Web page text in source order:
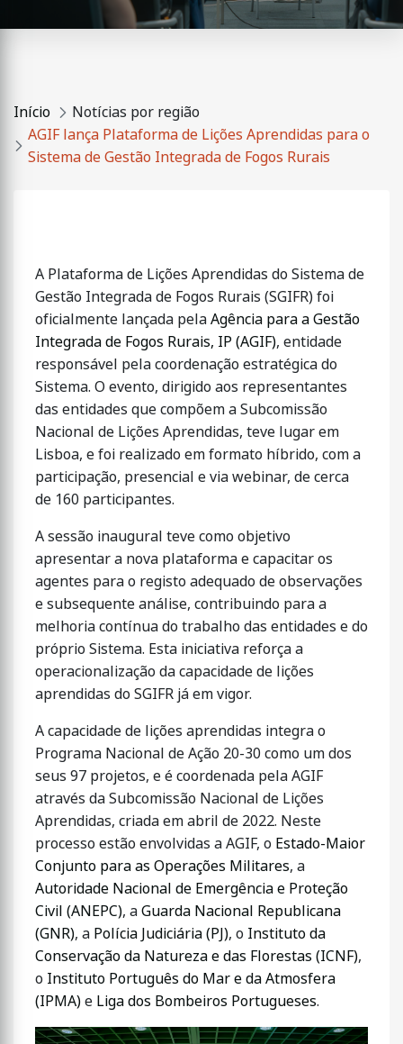
Início
Notícias por região
AGIF lança Plataforma de Lições Aprendidas para o
Sistema de Gestão Integrada de Fogos Rurais
A Plataforma de Lições Aprendidas do Sistema de
Gestão Integrada de Fogos Rurais (SGIFR) foi
oficialmente lançada pelaAgência para a Gestão
Integrada de Fogos Rurais, IP (AGIF), entidade
responsável pela coordenação estratégica do
Sistema. O evento, dirigido aos representantes
das entidades que compõem a Subcomissão
Nacional de Lições Aprendidas, teve lugar em
Lisboa, e foi realizado em formato híbrido, com a
participação, presencial e via webinar, de cerca
de 160 participantes.
A sessão inaugural teve como objetivo
apresentar a nova plataforma e capacitar os
agentes para o registo adequado de observações
e subsequente análise, contribuindo para a
melhoria contínua do trabalho das entidades e do
próprio Sistema. Esta iniciativa reforça a
operacionalização da capacidade de lições
aprendidas do SGIFR já em vigor.
A capacidade de lições aprendidas integra o
Programa Nacional de Ação 20-30 como um dos
seus 97 projetos, e é coordenada pela AGIF
através da Subcomissão Nacional de Lições
Aprendidas, criada em abril de 2022. Neste
processo estão envolvidas a AGIF, o Estado-Maior
Conjunto para as Operações Militares, a
Autoridade Nacional de Emergência e Proteção
Civil (ANEPC), aGuarda Nacional Republicana
(GNR), a Polícia Judiciária (PJ), o Instituto da
Conservação da Natureza e das Florestas (ICNF),
o Instituto Português do Mar e da Atmosfera
(IPMA)e Liga dos Bombeiros Portugueses.